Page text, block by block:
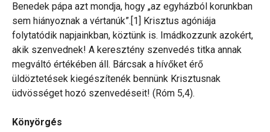
Benedek pápa azt mondja, hogy „az egyházból korunkban
sem hiányoznak a vértanúk”.[1] Krisztus agóniája
folytatódik napjainkban, köztünk is. Imádkozzunk azokért,
akik szenvednek! A keresztény szenvedés titka annak
megváltó értékében áll. Bárcsak a hívőket érő
üldöztetések kiegészítenék bennünk Krisztusnak
üdvösséget hozó szenvedéseit! (Róm 5,4).
Könyörgés